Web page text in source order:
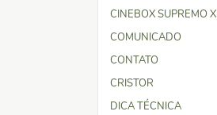
CINEBOX SUPREMO X
COMUNICADO
CONTATO
CRISTOR
DICA TÉCNICA